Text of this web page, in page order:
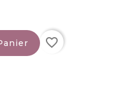
favorite_border